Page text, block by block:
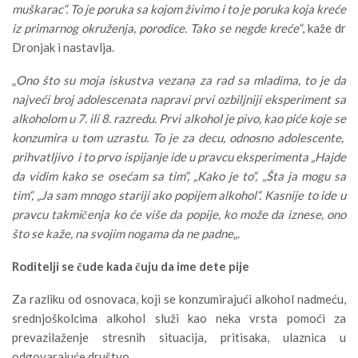
muškarac“. To je poruka sa kojom živimo i to je poruka koja kreće
iz primarnog okruženja, porodice. Tako se negde kreće“, kaže dr
Dronjak i nastavlja.
„Ono što su moja iskustva vezana za rad sa mladima, to je da
najveći broj adolescenata napravi prvi ozbiljniji eksperiment sa
alkoholom u 7. ili 8. razredu. Prvi alkohol je pivo, kao piće koje se
konzumira u tom uzrastu. To je za decu, odnosno adolescente,
prihvatljivo i to prvo ispijanje ide u pravcu eksperimenta „Hajde
da vidim kako se osećam sa tim“, „Kako je to“, „Šta ja mogu sa
tim“, „Ja sam mnogo stariji ako popijem alkohol“. Kasnije to ide u
pravcu takmičenja ko će više da popije, ko može da iznese, ono
što se kaže, na svojim nogama da ne padne„.
Roditelji se čude kada čuju da ime dete pije
Za razliku od osnovaca, koji se konzumirajući alkohol nadmeću,
srednjoškolcima alkohol služi kao neka vrsta pomoći za
prevazilaženje stresnih situacija, pritisaka, ulaznica u